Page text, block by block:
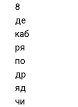
8
де
каб
ря
по
др
яд
чи